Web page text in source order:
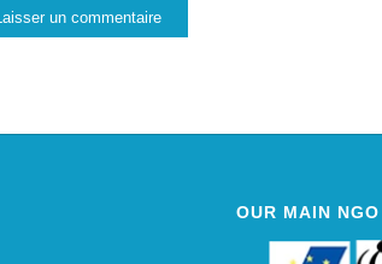
OUR MAIN